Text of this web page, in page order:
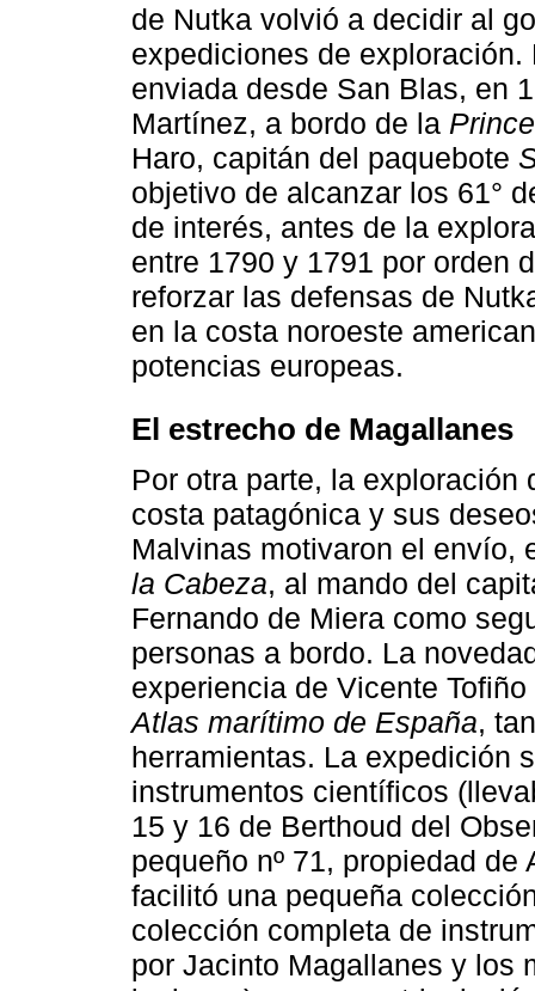
de Nutka volvió a decidir al
expediciones de
enviada desde San Blas, en
Martínez, a bordo de la
Haro, capitán del paquebote
objetivo de alcanzar los 61°
de interés, antes de la
entre 1790 y 1791 por orden
reforzar las defensas de
en la costa noroeste
potencias europeas.
El estrecho de Magallanes
Por otra parte, la
costa patagónica y sus
Malvinas motivaron el envío,
la Cabeza, al mando del
Fernando de Miera como
personas a bordo. La
experiencia de Vicente
Atlas marítimo de España,
herramientas. La expedición
instrumentos científicos
15 y 16 de Berthoud del
pequeño nº 71, propiedad
facilitó una pequeña
colección completa de
por Jacinto Magallanes y los